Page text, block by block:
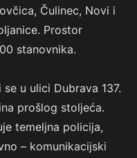
Čulinec, Novi i
Prostor
stanovnika.
u ulici Dubrava 137.
prošlog stoljeća.
temeljna policija,
– komunikacijski